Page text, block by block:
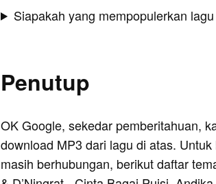
Siapakah yang mempopulerkan
Penutup
OK Google, sekedar pemberitahuan,
download MP3 dari lagu di atas.
masih berhubungan, berikut daftar